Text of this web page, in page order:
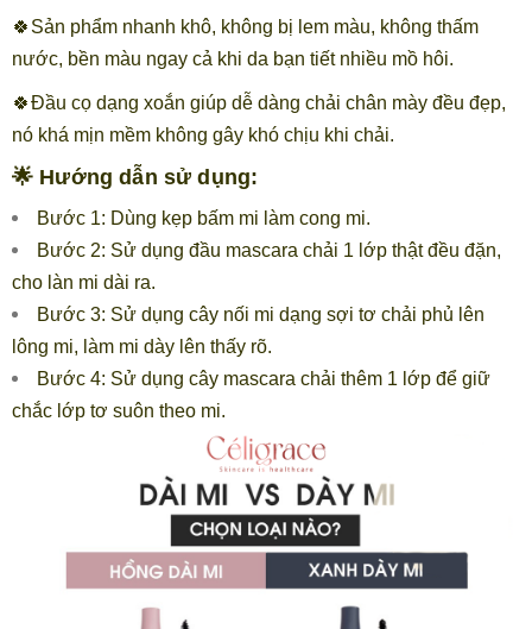
🍀Sản phẩm nhanh khô, không bị lem màu, không thấm
nước, bền màu ngay cả khi da bạn tiết nhiều mồ hôi.
🍀Đầu cọ dạng xoắn giúp dễ dàng chải chân mày đều đẹp,
nó khá mịn mềm không gây khó chịu khi chải.
🌟 Hướng dẫn sử dụng:
Bước 1: Dùng kẹp bấm mi làm cong mi.
Bước 2: Sử dụng đầu mascara chải 1 lớp thật đều đặn,
cho làn mi dài ra.
Bước 3: Sử dụng cây nối mi dạng sợi tơ chải phủ lên
lông mi, làm mi dày lên thấy rõ.
Bước 4: Sử dụng cây mascara chải thêm 1 lớp để giữ
chắc lớp tơ suôn theo mi.